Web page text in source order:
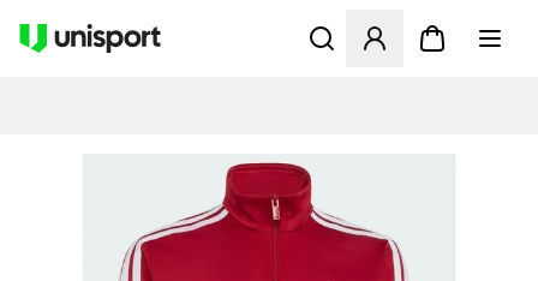
Åbner en Modal til at